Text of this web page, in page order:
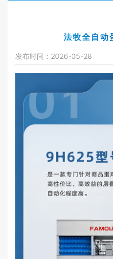
法牧全自动
发布时间：2026-05-28